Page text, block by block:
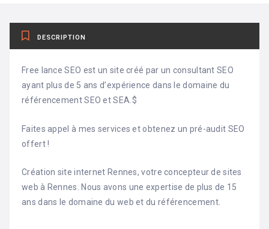
DESCRIPTION
Free lance SEO est un site créé par un consultant SEO
ayant plus de 5 ans d’expérience dans le domaine du
référencement SEO et SEA.$
Faites appel à mes services et obtenez un pré-audit SEO
offert !
Création site internet Rennes, votre concepteur de sites
web à Rennes. Nous avons une expertise de plus de 15
ans dans le domaine du web et du référencement.